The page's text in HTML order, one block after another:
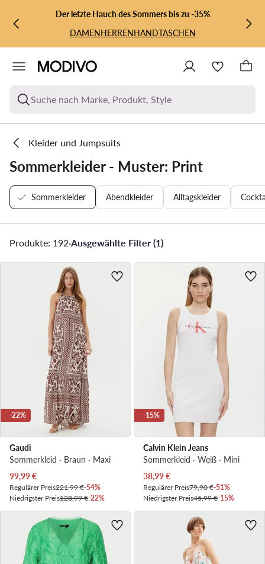
ZUM HAUPTINHALT SPRINGEN
ZUR SUCHEDer letzte Hauch des Sommers bis zu -35%
DAMENHERRENHANDTASCHEN
Suche nach Marke, Produkt, Style
Kleider und Jumpsuits
Sommerkleider - Muster: Print
Sommerkleider Abendkleider Alltagskleider
Produkte: 192·Ausgewählte Filter (1)
-22%
Gaudi
Sommerkleid · Braun · Maxi
Aktueller Preis
99,99€
Regulärer Preis221,99 €-54%
Niedrigster Preis128,99 €-22%
-15%
Calvin Klein Jeans
Sommerkleid · Weiß · Mini
Aktueller Preis
38,99€
Regulärer Preis79,90 €-51%
Niedrigster Preis45,99 €-15%